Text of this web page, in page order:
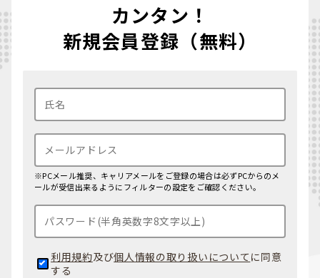
カンタン！
新規会員登録（無料）
※PCメール推奨、キャリアメールをご登録の場合は必ずPCからのメ
ールが受信出来るようにフィルターの設定をご確認ください。
利用規約及び個人情報の取り扱いについて に同意
する